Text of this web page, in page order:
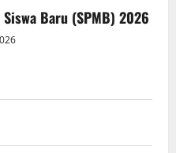
Baru (SPMB) 2026